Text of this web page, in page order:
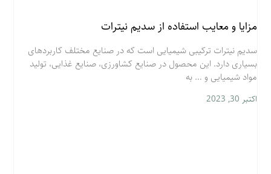
مزایا و معایب استفاده از سدیم نیترات
سدیم نیترات ترکیبی شیمیایی است که در صنایع مختلف کاربردهای
بسیاری دارد. این محصول در صنایع کشاورزی، صنایع غذایی، تولید
مواد شیمیایی و … به
اکتبر 30, 2023